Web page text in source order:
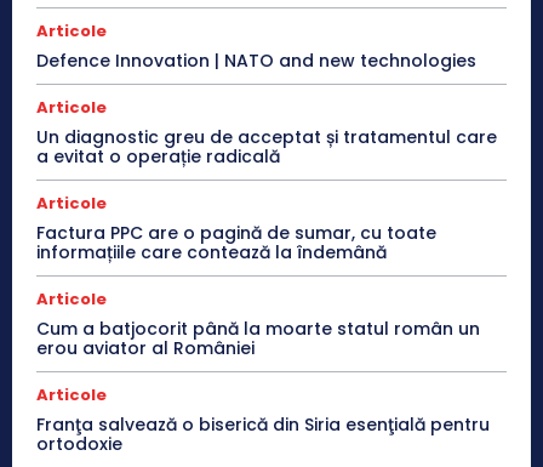
Articole
Defence Innovation | NATO and new technologies
Articole
Un diagnostic greu de acceptat și tratamentul care
a evitat o operație radicală
Articole
Factura PPC are o pagină de sumar, cu toate
informațiile care contează la îndemână
Articole
Cum a batjocorit până la moarte statul român un
erou aviator al României
Articole
Franţa salvează o biserică din Siria esenţială pentru
ortodoxie